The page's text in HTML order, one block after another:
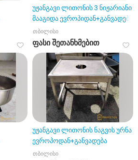
უჟანგავი ლითონის 3 ნიჟარიანი
მააგიდა ევროპიდან+განვადება
თბილისი
ფასი შეთანხმებით
უჟანგავი ლითონის ნაგვის ურნა
ევროპოდან+განვადება
თბილისი